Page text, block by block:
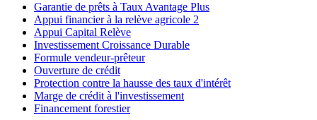
Garantie de prêts à Taux Avantage Plus
Appui financier à la relève agricole 2
Appui Capital Relève
Investissement Croissance Durable
Formule vendeur-prêteur
Ouverture de crédit
Protection contre la hausse des taux d'intérêt
Marge de crédit à l'investissement
Financement forestier